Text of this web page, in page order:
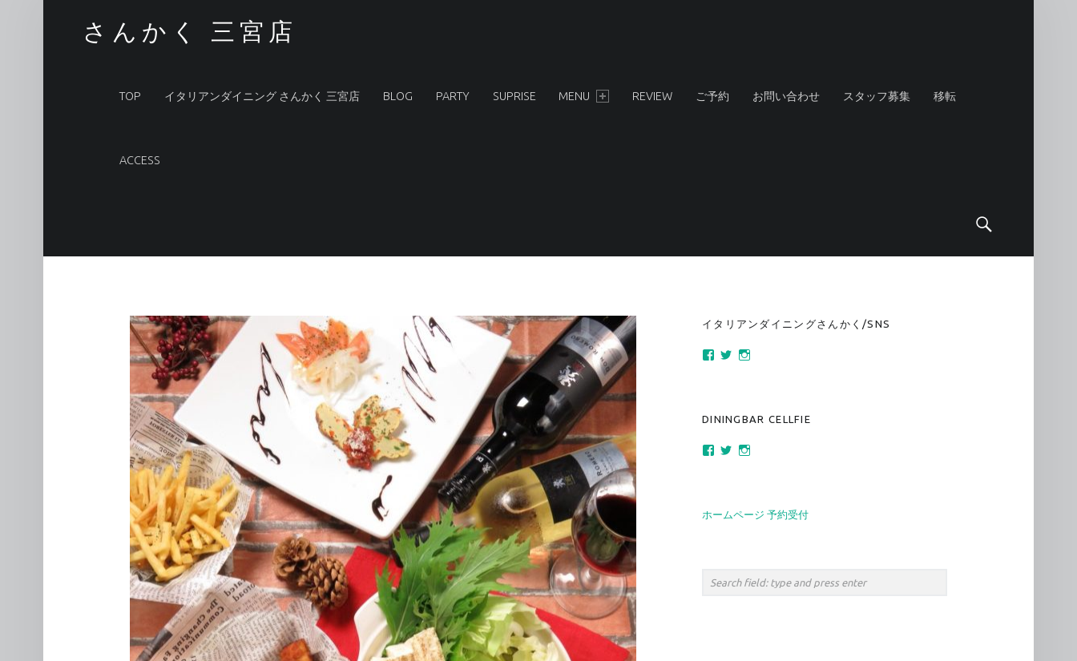
さんかく 三宮店
TOP イタリアンダイニング さんかく 三宮店 BLOG PARTY SUPRISE MENU REVIEW ご予約 お問い合わせ スタッフ募集 移転
ACCESS
SIDEBAR
イタリアンダイニングさんかく/SNS
267691313404160 さんのプロフィールを Facebook で表示 bar_sankaku さんのプロフィールを Twitter で表示 bar.sankaku さんのプロフィールを Instagram で表示
DININGBAR CELLFIE
235919683571472 さんのプロフィールを Facebook で表示 cellfie_namba さんのプロフィールを Twitter で表示 diningbar.cellfie さんのプロフィールを Instagram で表示
ホームページ 予約受付